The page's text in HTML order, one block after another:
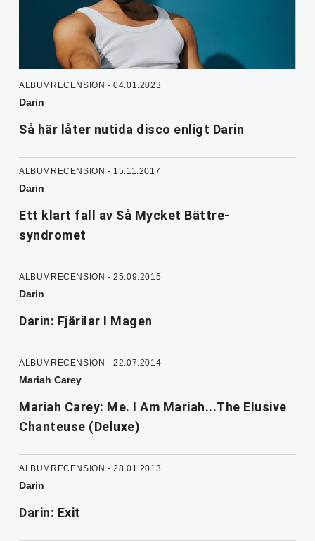
ALBUMRECENSION - 04.01.2023
Darin
Så här låter nutida disco enligt Darin
ALBUMRECENSION - 15.11.2017
Darin
Ett klart fall av Så Mycket Bättre-
syndromet
ALBUMRECENSION - 25.09.2015
Darin
Darin: Fjärilar I Magen
ALBUMRECENSION - 22.07.2014
Mariah Carey
Mariah Carey: Me. I Am Mariah...The Elusive
Chanteuse (Deluxe)
ALBUMRECENSION - 28.01.2013
Darin
Darin: Exit